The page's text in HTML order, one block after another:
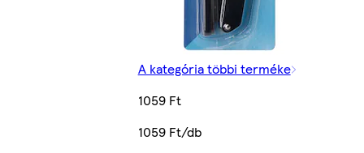
A kategória többi terméke
1059 Ft
1059 Ft/db